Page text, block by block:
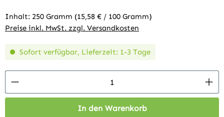
Inhalt: 250 Gramm (15,58 € / 100 Gramm)
Preise inkl. MwSt. zzgl. Versandkosten
Sofort verfügbar, Lieferzeit: 1-3 Tage
Produkt Anzahl: Gib den gewünschten
In den Warenkorb